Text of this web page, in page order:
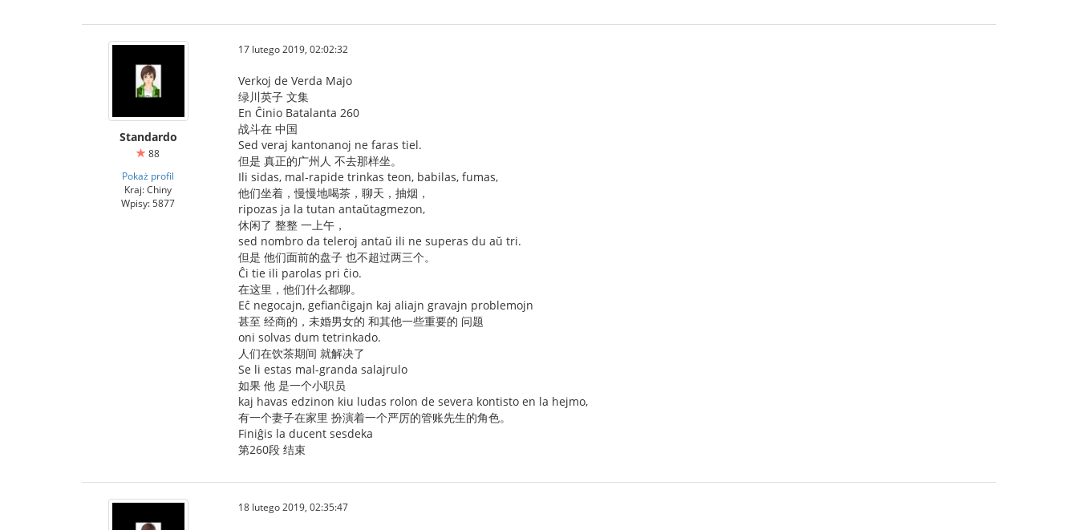
Standardo
88
Pokaż profil
Kraj: Chiny
Wpisy: 5877
17 lutego 2019, 02:02:32
Verkoj de Verda Majo
绿川英子 文集
En Ĉinio Batalanta 260
战斗在 中国
Sed veraj kantonanoj ne faras tiel.
但是 真正的广州人 不去那样坐。
Ili sidas, mal-rapide trinkas teon, babilas, fumas,
他们坐着，慢慢地喝茶，聊天，抽烟，
ripozas ja la tutan antaŭtagmezon,
休闲了 整整 一上午，
sed nombro da teleroj antaŭ ili ne superas du aŭ tri.
但是 他们面前的盘子 也不超过两三个。
Ĉi tie ili parolas pri ĉio.
在这里，他们什么都聊。
Eĉ negocajn, gefianĉigajn kaj aliajn gravajn problemojn
甚至 经商的，未婚男女的 和其他一些重要的 问题
oni solvas dum tetrinkado.
人们在饮茶期间 就解决了
Se li estas mal-granda salajrulo
如果 他 是一个小职员
kaj havas edzinon kiu ludas rolon de severa kontisto en la hejmo,
有一个妻子在家里 扮演着一个严厉的管账先生的角色。
Finiĝis la ducent sesdeka
第260段 结束
18 lutego 2019, 02:35:47